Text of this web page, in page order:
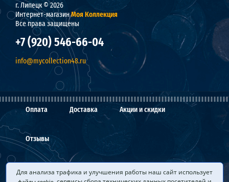
г. Липецк © 2026
Интернет-магазинМоя Коллекция
Все права защищены
+7 (920) 546-66-04
info@mycollection48.ru
Оплата Доставка Акции и скидки
Отзывы
Мы покупаем Вопросы и ответы
Для анализа трафика и улучшения работы наш сайт использует